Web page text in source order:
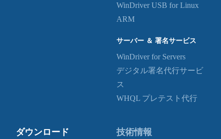
WinDriver USB for Linux
ARM
サーバー ＆ 署名サービス
WinDriver for Servers
デジタル署名代行サービ
ス
WHQL プレテスト代行
ダウンロード 技術情報